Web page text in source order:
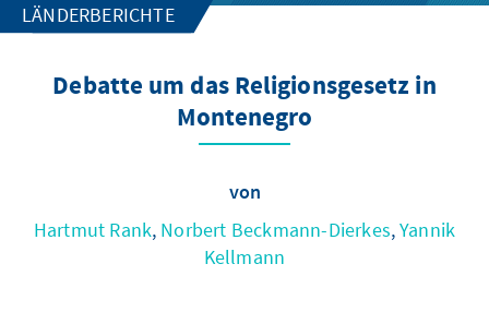
LÄNDERBERICHTE
Debatte um das Religionsgesetz in
Montenegro
von
Hartmut Rank, Norbert Beckmann-Dierkes,Yannik
Kellmann